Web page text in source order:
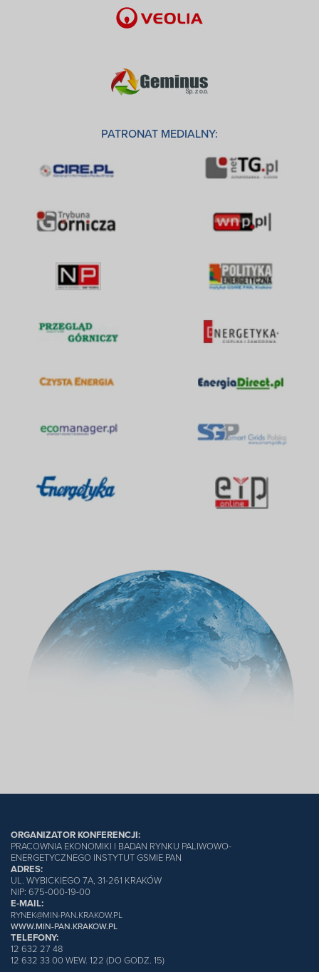
PATRONAT MEDIALNY:
ORGANIZATOR KONFERENCJI:
PRACOWNIA EKONOMIKI I BADAN RYNKU PALIWOWO-
ENERGETYCZNEGO INSTYTUT GSMIE PAN
ADRES:
UL. WYBICKIEGO 7A, 31-261 KRAKÓW
NIP: 675-000-19-00
E-MAIL:
RYNEK@MIN-PAN.KRAKOW.PL
WWW.MIN-PAN.KRAKOW.PL
TELEFONY:
12 632 27 48
12 632 33 00 WEW. 122 (DO GODZ. 15)